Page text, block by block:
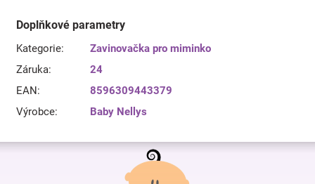
Doplňkové parametry
Kategorie:
Zavinovačka pro miminko
Záruka:
24
EAN:
8596309443379
Výrobce: Baby Nellys
Z